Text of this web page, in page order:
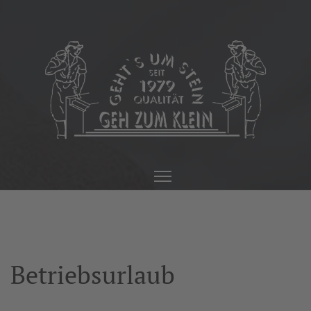
Betriebsurlaub